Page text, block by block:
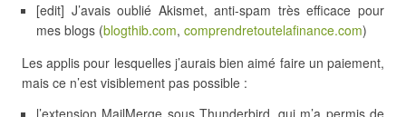
[edit] J’avais oublié Akismet, anti-spam très efficace pour
mes blogs (blogthib.com, comprendretoutelafinance.com)
Les applis pour lesquelles j’aurais bien aimé faire un paiement,
mais ce n’est visiblement pas possible :
l’extension MailMerge sous Thunderbird, qui m’a permis de